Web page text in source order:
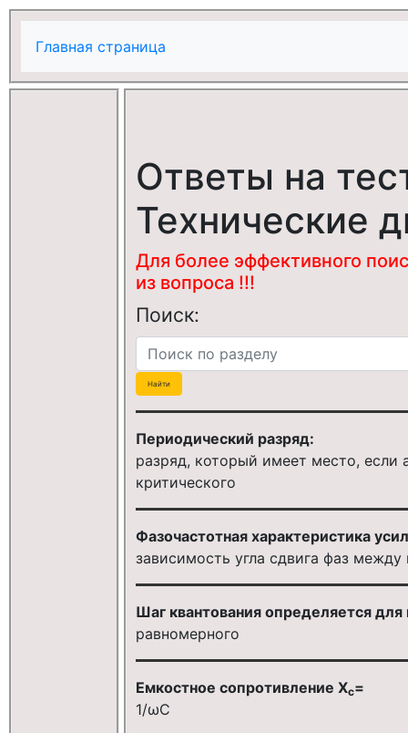
Главная страница
Ответы на
Технические
Для более эффективного
из вопроса !!!
Поиск:
Периодический разряд:
разряд, который имеет место, если
критического
Фазочастотная характеристика
зависимость угла сдвига фаз
Шаг квантования определяется для
равномерного
Емкостное сопротивление Xc=
1/ωC